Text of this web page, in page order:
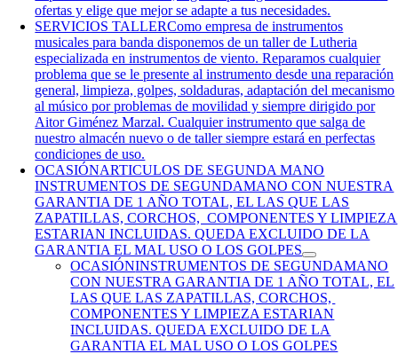
ofertas y elige que mejor se adapte a tus necesidades.
SERVICIOS TALLERComo empresa de instrumentos
musicales para banda disponemos de un taller de Lutheria
especializada en instrumentos de viento. Reparamos cualquier
problema que se le presente al instrumento desde una reparación
general, limpieza, golpes, soldaduras, adaptación del mecanismo
al músico por problemas de movilidad y siempre dirigido por
Aitor Giménez Marzal. Cualquier instrumento que salga de
nuestro almacén nuevo o de taller siempre estará en perfectas
condiciones de uso.
OCASIÓNARTICULOS DE SEGUNDA MANO
INSTRUMENTOS DE SEGUNDAMANO CON NUESTRA
GARANTIA DE 1 AÑO TOTAL, EL LAS QUE LAS
ZAPATILLAS, CORCHOS, COMPONENTES Y LIMPIEZA
ESTARIAN INCLUIDAS. QUEDA EXCLUIDO DE LA
GARANTIA EL MAL USO O LOS GOLPES
OCASIÓNINSTRUMENTOS DE SEGUNDAMANO
CON NUESTRA GARANTIA DE 1 AÑO TOTAL, EL
LAS QUE LAS ZAPATILLAS, CORCHOS,
COMPONENTES Y LIMPIEZA ESTARIAN
INCLUIDAS. QUEDA EXCLUIDO DE LA
GARANTIA EL MAL USO O LOS GOLPES